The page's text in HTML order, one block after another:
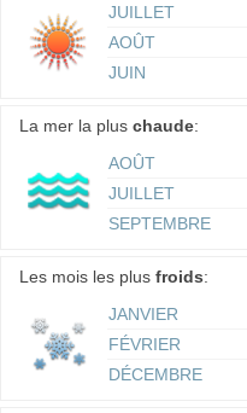
JUILLET
AOÛT
JUIN
La mer la plus chaude:
AOÛT
JUILLET
SEPTEMBRE
Les mois les plus froids:
JANVIER
FÉVRIER
DÉCEMBRE